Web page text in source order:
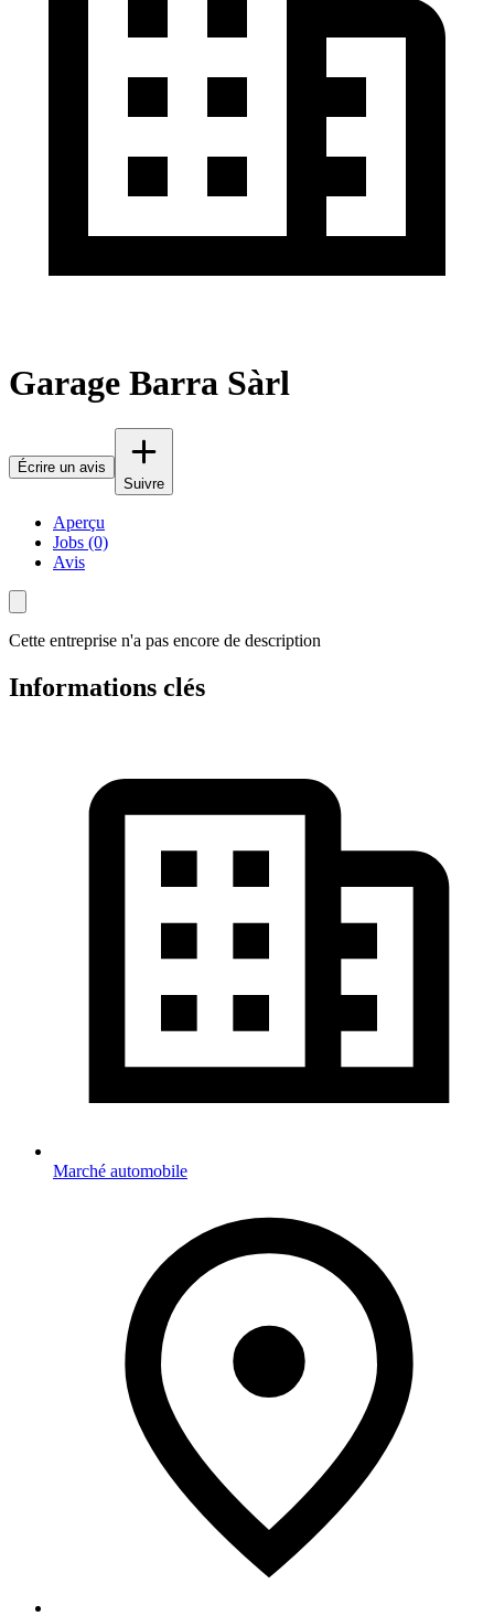
Garage Barra Sàrl
Écrire un avis
Suivre
Aperçu
Jobs (0)
Avis
Cette entreprise n'a pas encore de description
Informations clés
Marché automobile